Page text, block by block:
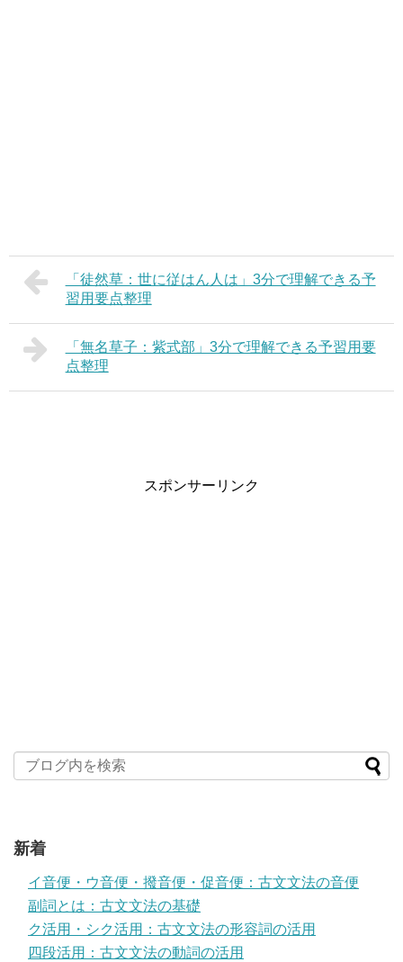
「徒然草：世に従はん人は」3分で理解できる予
習用要点整理
「無名草子：紫式部」3分で理解できる予習用要
点整理
スポンサーリンク
新着
イ音便・ウ音便・撥音便・促音便：古文文法の音便
副詞とは：古文文法の基礎
ク活用・シク活用：古文文法の形容詞の活用
四段活用：古文文法の動詞の活用